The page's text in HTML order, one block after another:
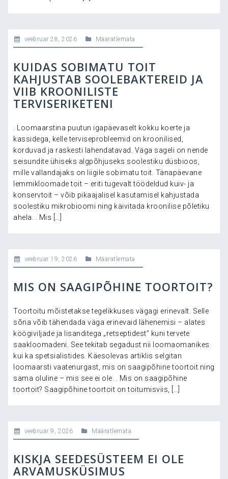
veebruar 28, 2026 Määratlemata
KUIDAS SOBIMATU TOIT
KAHJUSTAB SOOLEBAKTEREID JA
VIIB KROONILISTE
TERVISERIKETENI
. Loomaarstina puutun igapäevaselt kokku koerte ja
kassidega, kelle terviseprobleemid on kroonilised,
korduvad ja raskesti lahendatavad. Väga sageli on nende
seisundite ühiseks algpõhjuseks soolestiku düsbioos,
mille vallandajaks on liigile sobimatu toit. Tänapäevane
lemmikloomade toit – eriti tugevalt töödeldud kuiv- ja
konservtoit – võib pikaajalisel kasutamisel kahjustada
soolestiku mikrobioomi ning käivitada kroonilise põletiku
ahela. . Mis […]
veebruar 19, 2026 Määratlemata
MIS ON SAAGIPÕHINE TOORTOIT?
Toortoitu mõistetakse tegelikkuses vägagi erinevalt. Selle
sõna võib tähendada väga erinevaid lähenemisi – alates
köögiviljade ja lisanditega „retseptidest” kuni tervete
saakloomadeni. See tekitab segadust nii loomaomanikes
kui ka spetsialistides. Käesolevas artiklis selgitan
loomaarsti vaatenurgast, mis on saagipõhine toortoit ning
sama oluline – mis see ei ole. . Mis on saagipõhine
toortoit? Saagipõhine toortoit on toitumisviis, […]
veebruar 9, 2026 Määratlemata
KISKJA SEEDESÜSTEEM EI OLE
ARVAMUSKÜSIMUS